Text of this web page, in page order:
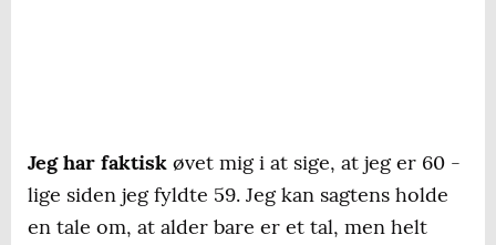
Jeg har faktisk øvet mig i at sige, at jeg er 60 -
lige siden jeg fyldte 59. Jeg kan sagtens holde
en tale om, at alder bare er et tal, men helt